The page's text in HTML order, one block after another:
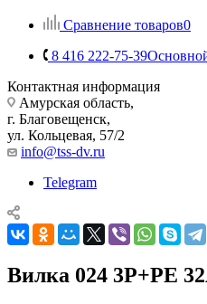
Сравнение товаров0
8 416 222-75-39
Контактная информация
Амурская область,
г. Благовещенск,
ул. Кольцевая, 57/2
info@tss-dv.ru
Telegram
Вилка 024 3Р+РЕ